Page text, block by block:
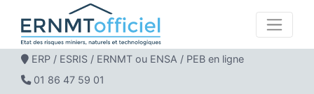
ERP / ESRIS / ERNMT ou ENSA / PEB en ligne
01 86 47 59 01